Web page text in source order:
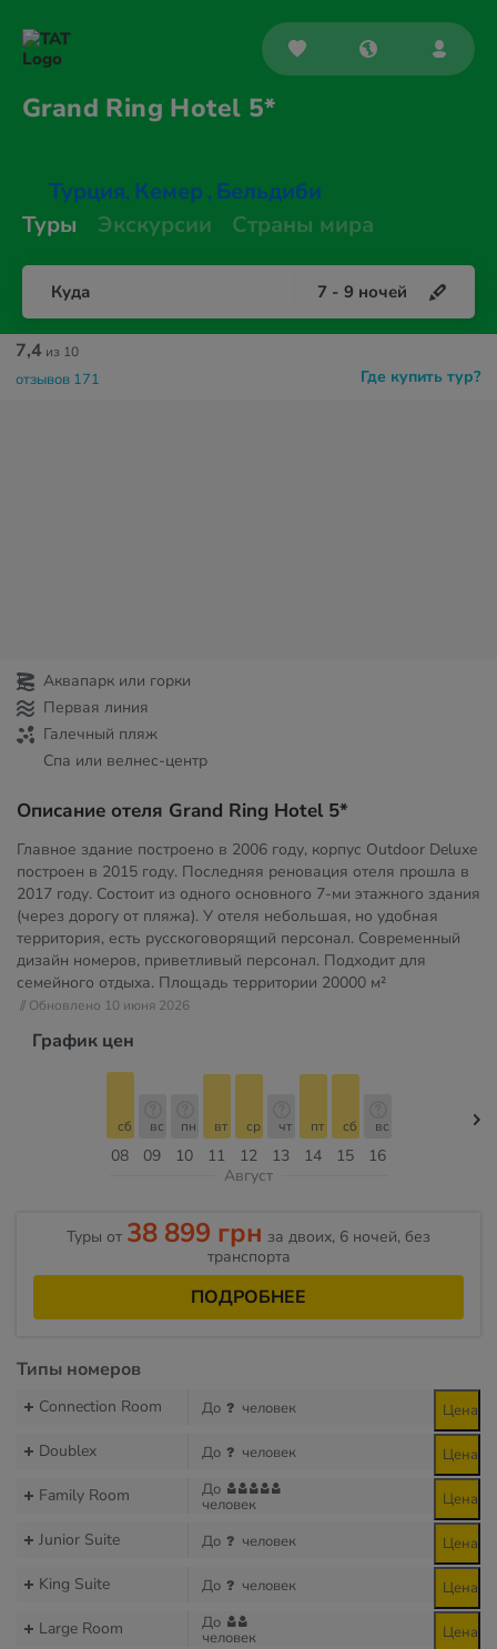
Grand Ring Hotel 5*
Турция, Кемер , Бельдиби
Туры
Экскурсии Страны мира
Куда 7 - 9 ночей
Где купить тур?
7,4 из 10
отзывов 171
Аквапарк или горки
Первая линия
Галечный пляж
Спа или велнес-центр
Описание отеля Grand Ring Hotel 5*
Главное здание построено в 2006 году, корпус Outdoor Deluxe
построен в 2015 году. Последняя реновация отеля прошла в
2017 году. Состоит из одного основного 7-ми этажного здания
(через дорогу от пляжа). У отеля небольшая, но удобная
территория, есть русскоговорящий персонал. Современный
дизайн номеров, приветливый персонал. Подходит для
семейного отдыха. Площадь территории 20000 м²
// Обновлено 10 июня 2026
График цен
08
сб
09
вс
10
пн
11
вт
12
ср
13
чт
14
пт
15
сб
16
вс
Август
Туры от 38 899 грн за двоих, 6 ночей, без
транспорта
ПОДРОБНЕЕ
Типы номеров
Connection Room До человек Цена
Doublex До человек Цена
Family Room До
человек Цена
Junior Suite До человек Цена
King Suite До человек Цена
Large Room До
человек Цена